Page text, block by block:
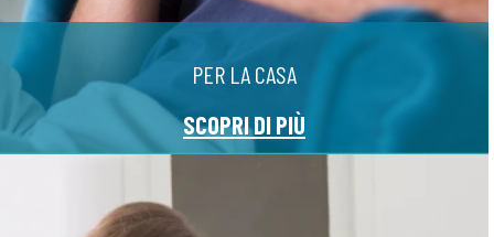
PER LA CASA
SCOPRI DI PIÙ